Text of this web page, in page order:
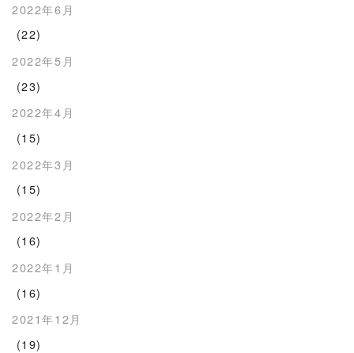
2022年6月
(22)
2022年5月
(23)
2022年4月
(15)
2022年3月
(15)
2022年2月
(16)
2022年1月
(16)
2021年12月
(19)